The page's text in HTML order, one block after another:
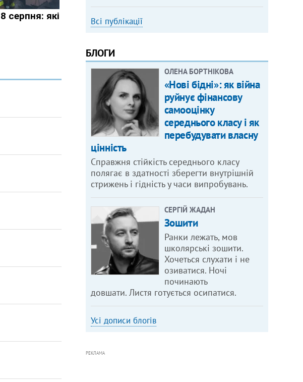
Всі публікації
БЛОГИ
ОЛЕНА БОРТНІКОВА
«Нові бідні»: як війна
руйнує фінансову
самооцінку
середнього класу і як
перебудувати власну
цінність
Справжня стійкість середнього класу
полягає в здатності зберегти внутрішній
стрижень і гідність у часи випробувань.
СЕРГІЙ ЖАДАН
Зошити
Ранки лежать, мов
школярські зошити.
Хочеться слухати і не
озиватися. Ночі
починають
довшати. Листя готується осипатися.
Усі дописи блогів
РЕКЛАМА